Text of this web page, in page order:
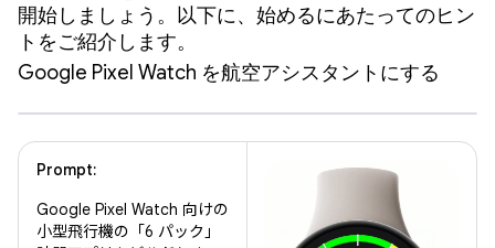
開始しましょう。以下に、始めるにあたってのヒン
トをご紹介します。
Google Pixel Watch を航空アシスタントにする
Prompt:
Google Pixel Watch 向けの
小型飛行機の「6 パック」